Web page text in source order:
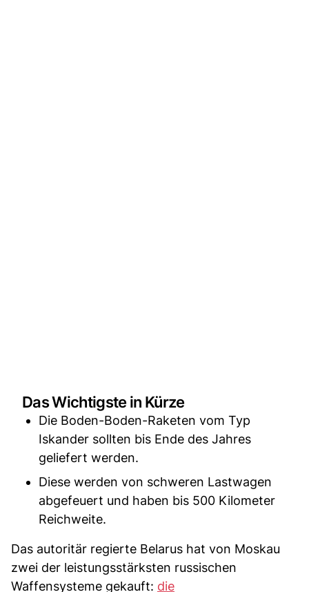
Das Wichtigste in Kürze
Die Boden-Boden-Raketen vom Typ
Iskander sollten bis Ende des Jahres
geliefert werden.
Diese werden von schweren Lastwagen
abgefeuert und haben bis 500 Kilometer
Reichweite.
Das autoritär regierte Belarus hat von Moskau
zwei der leistungsstärksten russischen
Waffensysteme gekauft: die